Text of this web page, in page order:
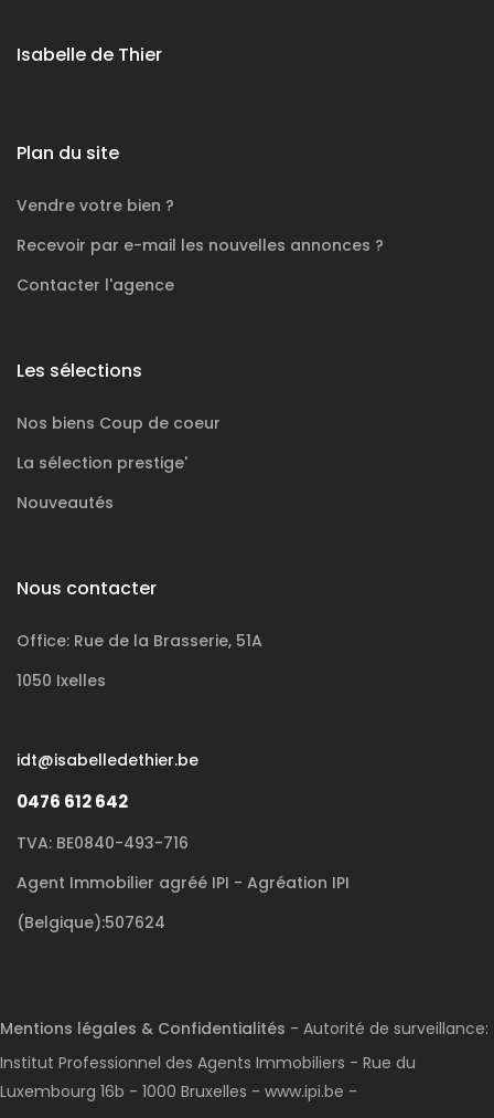
Isabelle de Thier
Plan du site
Vendre votre bien ?
Recevoir par e-mail les nouvelles annonces ?
Contacter l'agence
Les sélections
Nos biens Coup de coeur
La sélection prestige'
Nouveautés
Nous contacter
Office: Rue de la Brasserie, 51A
1050 Ixelles
idt@isabelledethier.be
0476 612 642
TVA: BE0840-493-716
Agent Immobilier agréé IPI - Agréation IPI
(Belgique):507624
Mentions légales & Confidentialités - Autorité de surveillance:
Institut Professionnel des Agents Immobiliers - Rue du
Luxembourg 16b - 1000 Bruxelles - www.ipi.be -